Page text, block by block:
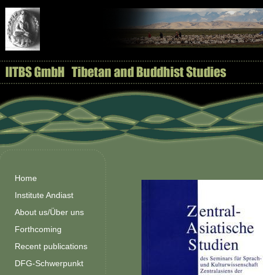
Home
Institute Andiast
About us/Über uns
Forthcoming
Recent publications
DFG-Schwerpunkt